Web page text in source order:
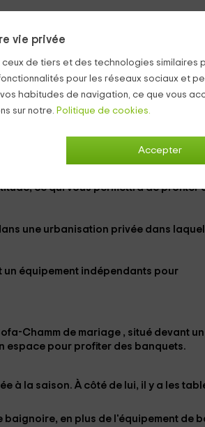
vie privée
de tiers et des technologies similaires
pour les réseaux sociaux et
habitudes de navigation, ce que vous
sur notre. Politique de cookies.
Accepter
profiter:
à la municipalité de la vallée bohí,
ce qui vous permettra de profiter
une urbanisation privée dans
équipement indépendants pour
Chamm de mariage , situé devant un
espace pour profiter des banquets.
à la saison. À côté de lui, il y a les
baignoire, en plus de l'équipement de